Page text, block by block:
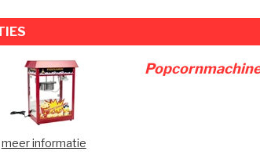
meer informatie